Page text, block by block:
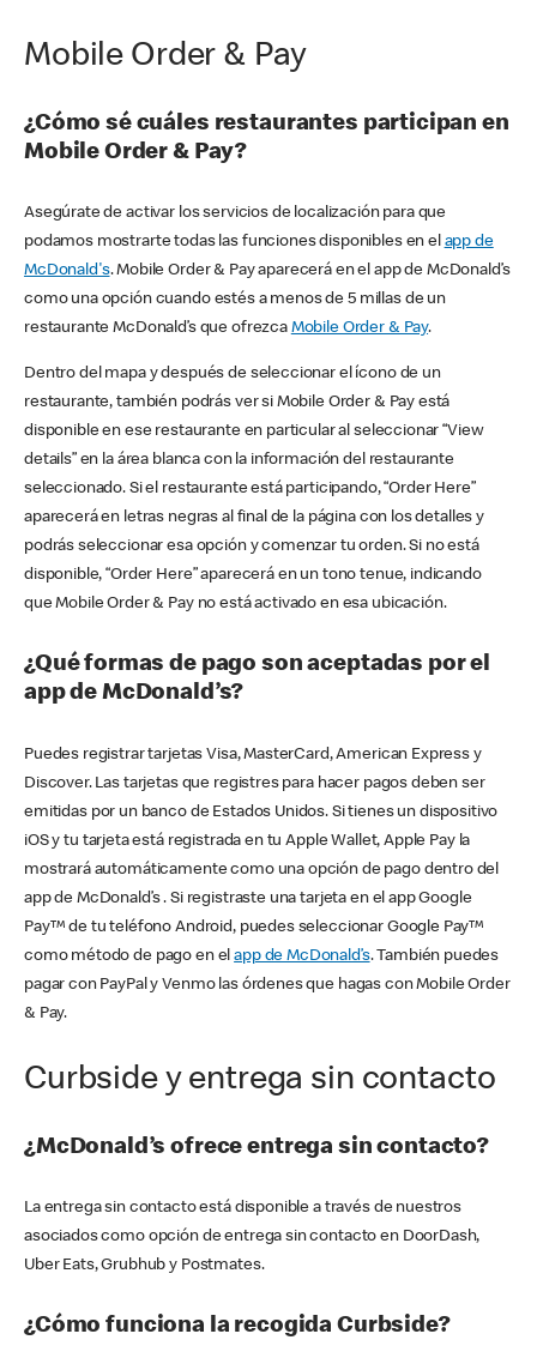
Mobile Order & Pay
¿Cómo sé cuáles restaurantes participan en
Mobile Order & Pay?
Asegúrate de activar los servicios de localización para que
podamos mostrarte todas las funciones disponibles en el app de
McDonald's. Mobile Order & Pay aparecerá en el app de McDonald’s
como una opción cuando estés a menos de 5 millas de un
restaurante McDonald’s que ofrezca Mobile Order & Pay.
Dentro del mapa y después de seleccionar el ícono de un
restaurante, también podrás ver si Mobile Order & Pay está
disponible en ese restaurante en particular al seleccionar “View
details” en la área blanca con la información del restaurante
seleccionado. Si el restaurante está participando, “Order Here”
aparecerá en letras negras al final de la página con los detalles y
podrás seleccionar esa opción y comenzar tu orden. Si no está
disponible, “Order Here” aparecerá en un tono tenue, indicando
que Mobile Order & Pay no está activado en esa ubicación.
¿Qué formas de pago son aceptadas por el
app de McDonald’s?
Puedes registrar tarjetas Visa, MasterCard, American Express y
Discover. Las tarjetas que registres para hacer pagos deben ser
emitidas por un banco de Estados Unidos. Si tienes un dispositivo
iOS y tu tarjeta está registrada en tu Apple Wallet, Apple Pay la
mostrará automáticamente como una opción de pago dentro del
app de McDonald’s . Si registraste una tarjeta en el app Google
Pay™ de tu teléfono Android, puedes seleccionar Google Pay™
como método de pago en elapp de McDonald’s. También puedes
pagar con PayPal y Venmo las órdenes que hagas con Mobile Order
& Pay.
Curbside y entrega sin contacto
¿McDonald’s ofrece entrega sin contacto?
La entrega sin contacto está disponible a través de nuestros
asociados como opción de entrega sin contacto en DoorDash,
Uber Eats, Grubhub y Postmates.
¿Cómo funciona la recogida Curbside?